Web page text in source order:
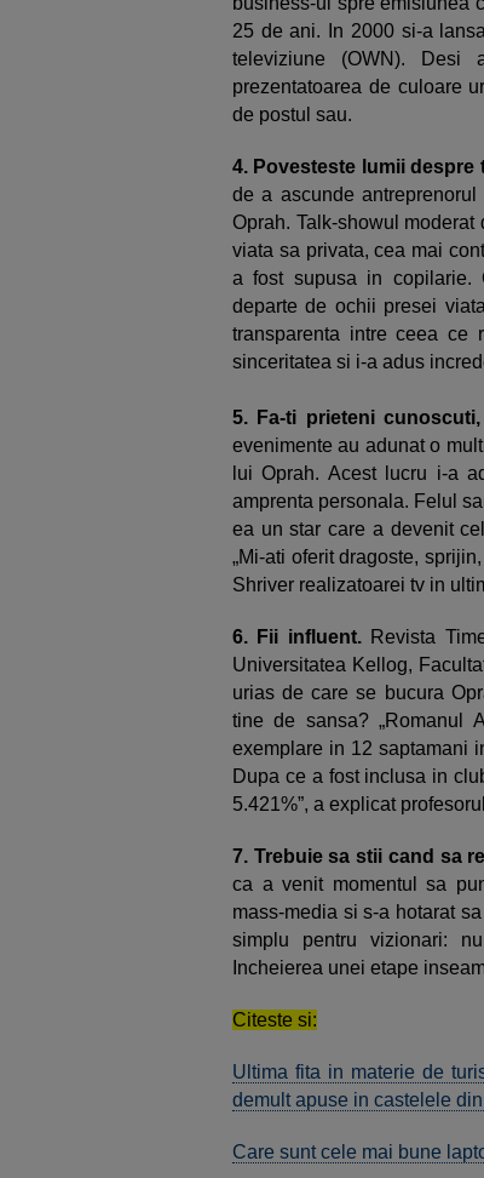
25 de ani. In 2000 si-a
televiziune (OWN).
prezentatoarea de culoare
de postul sau.
4. Povesteste lumii despre
de a ascunde
Oprah. Talk-showul
viata sa privata, cea mai
a fost supusa in copilarie.
departe de ochii presei
transparenta intre ceea ce
sinceritatea si i-a adus
5. Fa-ti prieteni
evenimente au adunat o
lui Oprah. Acest lucru i-a
amprenta personala. Felul
ea un star care a devenit
„Mi-ati oferit dragoste,
Shriver realizatoarei tv in
6. Fii influent. Revista
Universitatea Kellog,
urias de care se bucura
tine de sansa? „Romanul
exemplare in 12 saptamani
Dupa ce a fost inclusa in
5.421%”, a explicat
7. Trebuie sa stii cand sa
ca a venit momentul sa
mass-media si s-a hotarat
simplu pentru vizionari:
Incheierea unei etape
Citeste si:
Ultima fita in materie de
demult apuse in castelele
Care sunt cele mai bune